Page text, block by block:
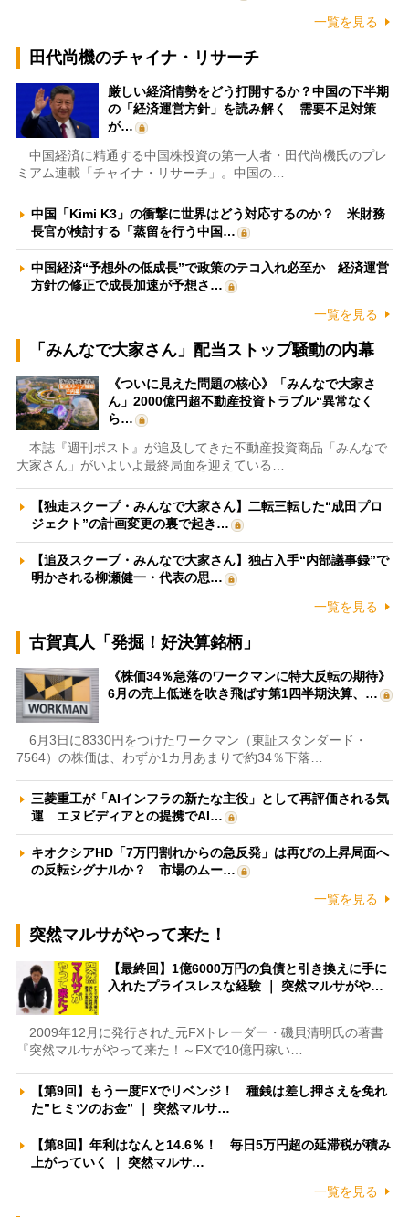
一覧を見る
田代尚機のチャイナ・リサーチ
厳しい経済情勢をどう打開するか？中国の下半期
の「経済運営方針」を読み解く 需要不足対策
が…
中国経済に精通する中国株投資の第一人者・田代尚機氏のプレ
ミアム連載「チャイナ・リサーチ」。中国の…
中国「Kimi K3」の衝撃に世界はどう対応するのか？ 米財務
長官が検討する「蒸留を行う中国…
中国経済“予想外の低成長”で政策のテコ入れ必至か 経済運営
方針の修正で成長加速が予想さ…
一覧を見る
「みんなで大家さん」配当ストップ騒動の内幕
《ついに見えた問題の核心》「みんなで大家さ
ん」2000億円超不動産投資トラブル“異常なく
ら…
本誌『週刊ポスト』が追及してきた不動産投資商品「みんなで
大家さん」がいよいよ最終局面を迎えている…
【独走スクープ・みんなで大家さん】二転三転した“成田プロ
ジェクト”の計画変更の裏で起き…
【追及スクープ・みんなで大家さん】独占入手“内部議事録”で
明かされる柳瀬健一・代表の思…
一覧を見る
古賀真人「発掘！好決算銘柄」
《株価34％急落のワークマンに特大反転の期待》
6月の売上低迷を吹き飛ばす第1四半期決算、…
6月3日に8330円をつけたワークマン（東証スタンダード・
7564）の株価は、わずか1カ月あまりで約34％下落…
三菱重工が「AIインフラの新たな主役」として再評価される気
運 エヌビディアとの提携でAI…
キオクシアHD「7万円割れからの急反発」は再びの上昇局面へ
の反転シグナルか？ 市場のムー…
一覧を見る
突然マルサがやって来た！
【最終回】1億6000万円の負債と引き換えに手に
入れたプライスレスな経験 ｜ 突然マルサがや…
2009年12月に発行された元FXトレーダー・磯貝清明氏の著書
『突然マルサがやって来た！～FXで10億円稼い…
【第9回】もう一度FXでリベンジ！ 種銭は差し押さえを免れ
た”ヒミツのお金” ｜ 突然マルサ…
【第8回】年利はなんと14.6％！ 毎日5万円超の延滞税が積み
上がっていく ｜ 突然マルサ…
一覧を見る